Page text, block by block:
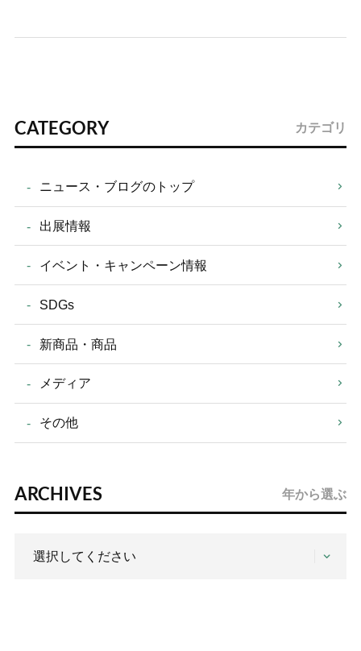
CATEGORY カテゴリ
ニュース・ブログのトップ
出展情報
イベント・キャンペーン情報
SDGs
新商品・商品
メディア
その他
ARCHIVES 年から選ぶ